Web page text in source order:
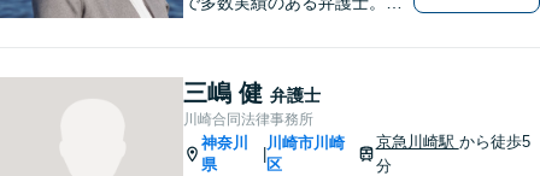
お一人の人生を背負っている
自覚を持ち、ご一緒に解決へ
の 道を考えてまいります。ま
ずはお気軽にご相談くださ
い！【子連れ相談OK】
三嶋 健 弁護士
川崎合同法律事務所
神奈川
県
川崎市川崎
区
京急川崎駅 から徒歩5
分